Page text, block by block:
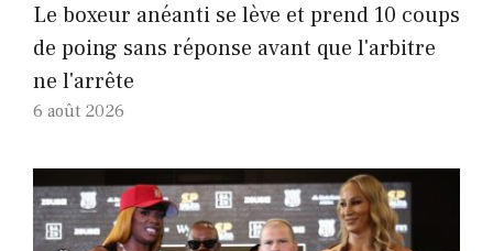
Le boxeur anéanti se lève et prend 10 coups
de poing sans réponse avant que l'arbitre
ne l'arrête
6 août 2026